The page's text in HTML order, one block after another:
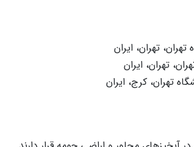
تهران، ایران
تهران، کرج، ایران